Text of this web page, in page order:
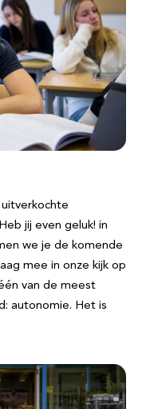
uitverkochte
jij even geluk! in
we je de komende
mee in onze kijk op
van de meest
autonomie. Het is